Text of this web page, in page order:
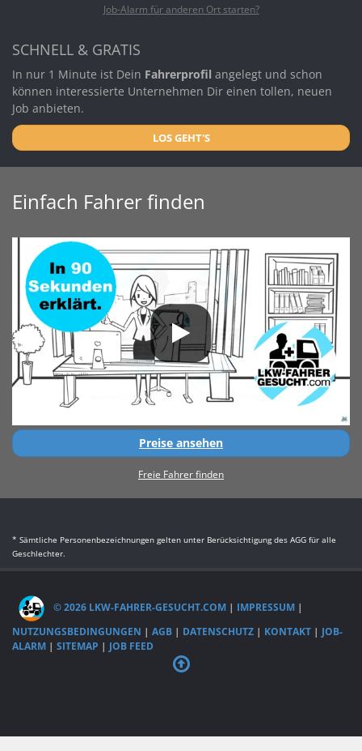
Job-Alarm für anderen Ort starten?
SCHNELL & GRATIS
In nur 1 Minute ist Dein Fahrerprofil angelegt und schon
können interessierte Unternehmen Dir einen tollen, neuen
Job anbieten.
LOS GEHT'S
Einfach Fahrer finden
Preise ansehen
Freie Fahrer finden
* Sämtliche Personenbezeichnungen gelten unter Berücksichtigung des AGG für alle
Geschlechter.
© 2026 LKW-FAHRER-GESUCHT.COM | IMPRESSUM |
NUTZUNGSBEDINGUNGEN | AGB | DATENSCHUTZ | KONTAKT | JOB-
ALARM | SITEMAP | JOB FEED